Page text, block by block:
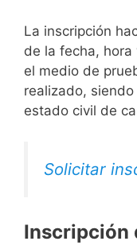
La inscripción
de la fecha, hora
el medio de
realizado,
estado civil de
Solicitar
Inscripción